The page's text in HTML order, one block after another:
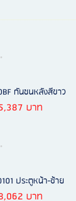
กันชนหลังสีขาว
บาท
ประตูหน้า-ซ้าย
บาท